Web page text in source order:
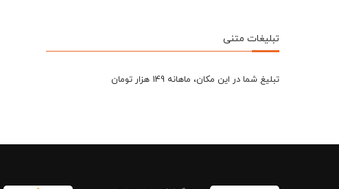
تبلیغات متنی
تبلیغ شما در این مکان، ماهانه 149 هزار تومان